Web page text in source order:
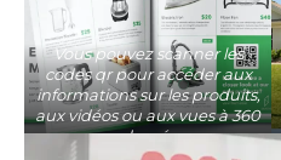
Vous pouvez scanner les
codes qr pour accéder aux
informations sur les produits,
aux vidéos ou aux vues à 360
degrés